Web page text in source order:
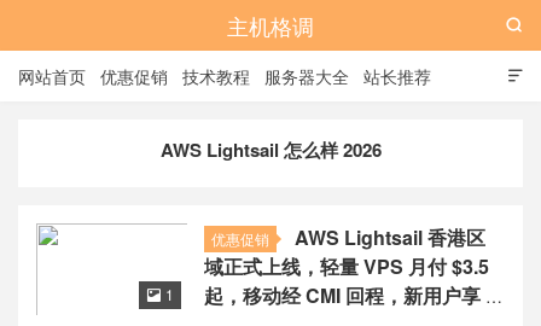
主机格调

网站首页 优惠促销 技术教程 服务器大全 站长推荐

AWS Lightsail 怎么样 2026
优惠促销
AWS Lightsail 香港区
域正式上线，轻量 VPS 月付 $3.5
起，移动经 CMI 回程，新用户享 3
 1